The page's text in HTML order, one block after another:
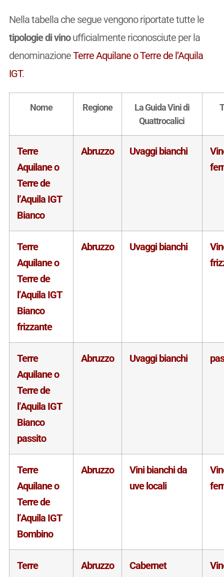
Nella tabella che segue vengono riportate tutte le
tipologie di vinoufficialmente riconosciute per la
denominazioneTerre Aquilane o Terre de l’Aquila
IGT.
Nome Regione
La Guida Vini di
Quattrocalici
Terre
Aquilane o
Terre de
l’Aquila IGT
Bianco
Abruzzo Uvaggi bianchi
Terre
Aquilane o
Terre de
l’Aquila IGT
Bianco
frizzante
Abruzzo Uvaggi bianchi
Terre
Aquilane o
Terre de
l’Aquila IGT
Bianco
passito
Abruzzo Uvaggi bianchi
Terre
Aquilane o
Terre de
l’Aquila IGT
Bombino
Abruzzo
Vini bianchi da
uve locali
Terre
Abruzzo Cabernet